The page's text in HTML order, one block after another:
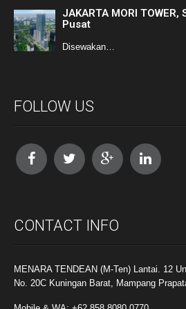
JAKARTA MORI
Pusat
Disewakan…
FOLLOW US
CONTACT INFO
MENARA TENDEAN (M-Ten) Lantai. 12
No. 20C Kuningan Barat, Mampang